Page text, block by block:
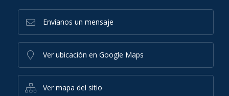
Envíanos un mensaje
Ver ubicación en Google Maps
Ver mapa del sitio